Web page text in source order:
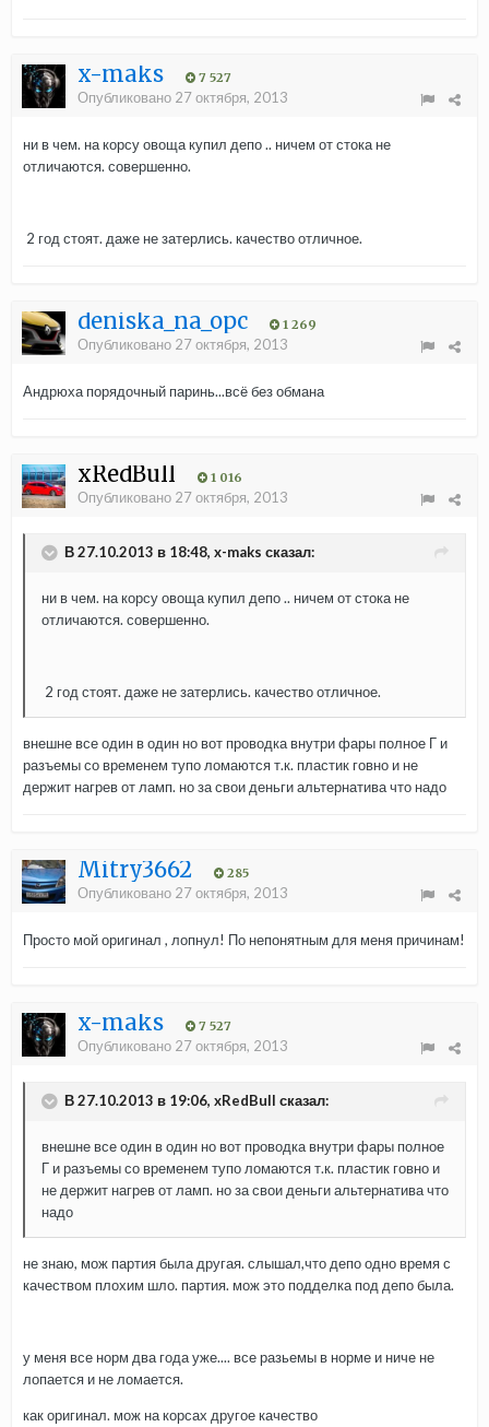
x-maks 7 527
Опубликовано 27 октября, 2013
ни в чем. на корсу овоща купил депо .. ничем от стока не
отличаются. совершенно.
2 год стоят. даже не затерлись. качество отличное.
deniska_na_opc 1 269
Опубликовано 27 октября, 2013
Андрюха порядочный паринь...всё без обмана
xRedBull 1 016
Опубликовано 27 октября, 2013
В 27.10.2013 в 18:48, x-maks сказал:
ни в чем. на корсу овоща купил депо .. ничем от стока не
отличаются. совершенно.
2 год стоят. даже не затерлись. качество отличное.
внешне все один в один но вот проводка внутри фары полное Г и
разъемы со временем тупо ломаются т.к. пластик говно и не
держит нагрев от ламп. но за свои деньги альтернатива что надо
Mitry3662 285
Опубликовано 27 октября, 2013
Просто мой оригинал , лопнул! По непонятным для меня причинам!
x-maks 7 527
Опубликовано 27 октября, 2013
В 27.10.2013 в 19:06, xRedBull сказал:
внешне все один в один но вот проводка внутри фары полное
Г и разъемы со временем тупо ломаются т.к. пластик говно и
не держит нагрев от ламп. но за свои деньги альтернатива что
надо
не знаю, мож партия была другая. слышал,что депо одно время с
качеством плохим шло. партия. мож это подделка под депо была.
у меня все норм два года уже.... все разьемы в норме и ниче не
лопается и не ломается.
как оригинал. мож на корсах другое качество